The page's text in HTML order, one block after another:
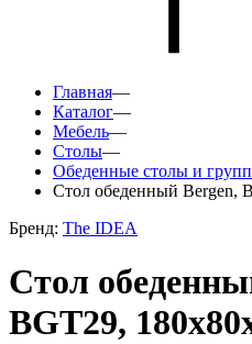
Главная—
Каталог—
Мебель—
Столы—
Обеденные столы и
Стол обеденный Bergen,
Бренд: The IDEA
Стол
BGT29,